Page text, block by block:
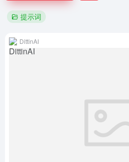
提示词
DittinAI